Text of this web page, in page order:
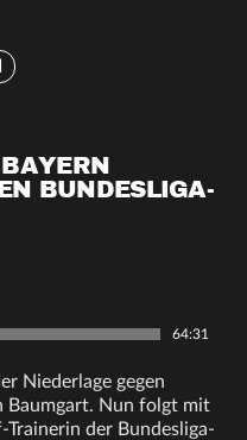
BUNDESLIGA-
64:31
Niederlage gegen
Baumgart. Nun folgt mit
der Bundesliga-